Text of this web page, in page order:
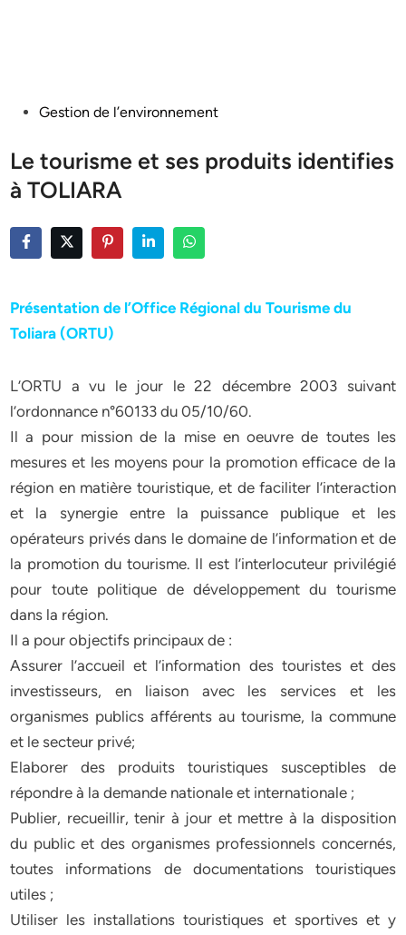
PostedGestion de l’environnement
Le tourisme et ses produits identifies
à TOLIARA
Présentation de l’Office Régional du Tourisme du
Toliara (ORTU)
L’ORTU a vu le jour le 22 décembre 2003 suivant
l’ordonnance n°60133 du 05/10/60.
Il a pour mission de la mise en oeuvre de toutes les
mesures et les moyens pour la promotion efficace de la
région en matière touristique, et de faciliter l’interaction
et la synergie entre la puissance publique et les
opérateurs privés dans le domaine de l’information et de
la promotion du tourisme. Il est l’interlocuteur privilégié
pour toute politique de développement du tourisme
dans la région.
Il a pour objectifs principaux de :
Assurer l’accueil et l’information des touristes et des
investisseurs, en liaison avec les services et les
organismes publics afférents au tourisme, la commune
et le secteur privé;
Elaborer des produits touristiques susceptibles de
répondre à la demande nationale et internationale ;
Publier, recueillir, tenir à jour et mettre à la disposition
du public et des organismes professionnels concernés,
toutes informations de documentations touristiques
utiles ;
Utiliser les installations touristiques et sportives et y